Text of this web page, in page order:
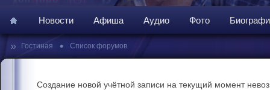
Новости Афиша Аудио Фото
» Гостиная • Список форумов
Создание новой учётной записи на текущий момент